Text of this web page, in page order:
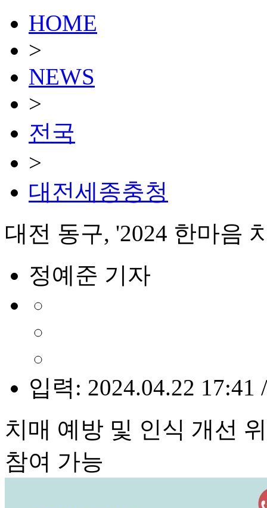
HOME
>
NEWS
>
전국
>
대전세종충청
대전 동구, '2024 한마음
정예준 기자
입력: 2024.04.22 17:41
치매 예방 및 인식 개선
참여 가능